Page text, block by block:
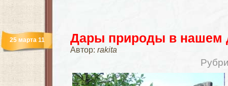
Дары природы в нашем
Автор: rakita
25 марта 11